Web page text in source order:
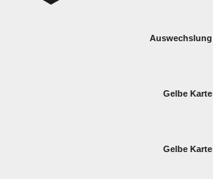
Auswechslung
Gelbe Karte
Gelbe Karte